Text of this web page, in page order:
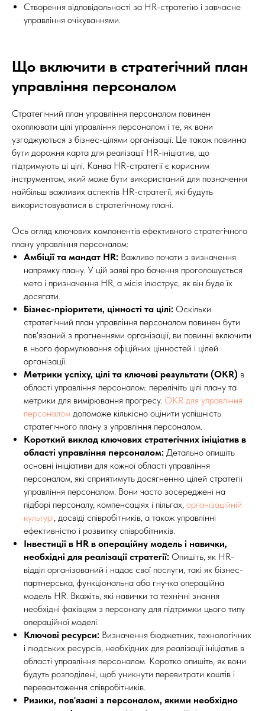
Створення відповідальності за HR-стратегію і завчасне
управління очікуваннями.
Що включити в стратегічний план
управління персоналом
Стратегічний план управління персоналом повинен
охоплювати цілі управління персоналом і те, як вони
узгоджуються з бізнес-цілями організації. Це також повинна
бути дорожня карта для реалізації HR-ініціатив, що
підтримують ці цілі. Канва HR-стратегії є корисним
інструментом, який може бути використаний для позначення
найбільш важливих аспектів HR-стратегії, які будуть
використовуватися в стратегічному плані.
Ось огляд ключових компонентів ефективного стратегічного
плану управління персоналом:
Амбіції та мандат HR: Важливо почати з визначення
напрямку плану. У цій заяві про бачення проголошується
мета і призначення HR, а місія ілюструє, як він буде їх
досягати.
Бізнес-пріоритети, цінності та цілі: Оскільки
стратегічний план управління персоналом повинен бути
пов'язаний з прагненнями організації, ви повинні включити
в нього формулювання офіційних цінностей і цілей
організації.
Метрики успіху, цілі та ключові результати (OKR) в
області управління персоналом: перелічіть цілі плану та
метрики для вимірювання прогресу. OKR для управління
персоналом допоможе кількісно оцінити успішність
стратегічного плану з управління персоналом.
Короткий виклад ключових стратегічних ініціатив в
області управління персоналом: Детально опишіть
основні ініціативи для кожної області управління
персоналом, які сприятимуть досягненню цілей стратегії
управління персоналом. Вони часто зосереджені на
підборі персоналу, компенсаціях і пільгах, організаційній
культурі , досвіді співробітників, а також управлінні
ефективністю і розвитку співробітників.
Інвестиції в HR в операційну модель і навички,
необхідні для реалізації стратегії: Опишіть, як HR-
відділ організований і надає свої послуги, такі як бізнес-
партнерська, функціональна або гнучка операційна
модель HR. Вкажіть, які навички та технічні знання
необхідні фахівцям з персоналу для підтримки цього типу
операційної моделі.
Ключові ресурси: Визначення бюджетних, технологічних
і людських ресурсів, необхідних для реалізації ініціатив в
області управління персоналом. Коротко опишіть, як вони
будуть розподілені, щоб уникнути перевитрати коштів і
перевантаження співробітників.
Ризики, пов'язані з персоналом, якими необхідно